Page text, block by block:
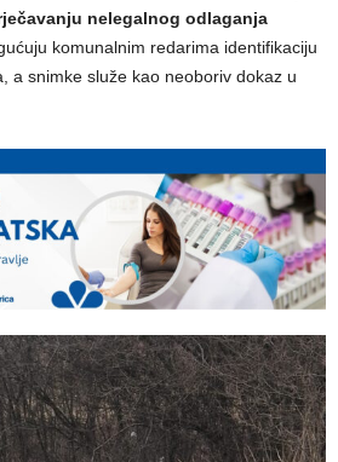
nelegalnog odlaganja
komunalnim redarima identifikaciju
a snimke služe kao neoboriv dokaz u